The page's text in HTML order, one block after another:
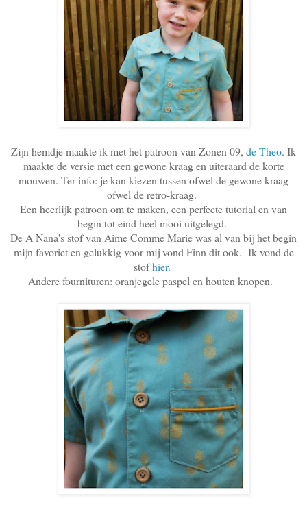
Zijn hemdje maakte ik met het patroon van Zonen 09, de Theo. Ik
maakte de versie met een gewone kraag en uiteraard de korte
mouwen. Ter info: je kan kiezen tussen ofwel de gewone kraag
ofwel de retro-kraag.
Een heerlijk patroon om te maken, een perfecte tutorial en van
begin tot eind heel mooi uitgelegd.
De A Nana's stof van Aime Comme Marie was al van bij het begin
mijn favoriet en gelukkig voor mij vond Finn dit ook. Ik vond de
stofhier.
Andere fournituren: oranjegele paspel en houten knopen.